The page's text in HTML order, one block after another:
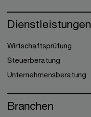
Dienstleistungen
Wirtschaftsprüfung
Steuerberatung
Unternehmensberatung
Branchen